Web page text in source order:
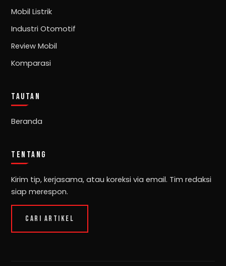
Mobil Listrik
Industri Otomotif
Review Mobil
Komparasi
TAUTAN
Beranda
TENTANG
Kirim tip, kerjasama, atau koreksi via email. Tim redaksi
siap merespon.
CARI ARTIKEL